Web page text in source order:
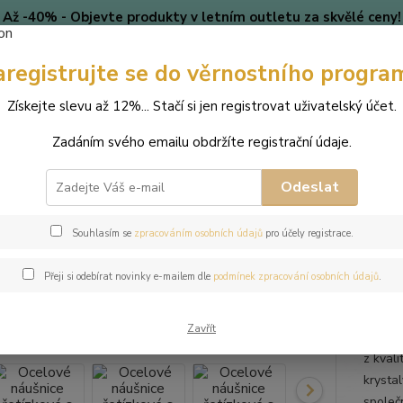
Až -40% - Objevte produkty v letním outletu za skvělé ceny!
🎄 VÁNOCE Blog
Hledat
(Po-
náušnice řetízkové s
Tyto
z
se do věrnostního
Získejte slevu až 12%... Stačí si jen registrovat uživatelský účet.
Zadáním svého emailu obdržíte registrační údaje.
Odeslat
Souhlasím se zpracováním osobních údajůpro účely registrace.
Přeji si odebírat novinky e-mailem dle podmínek zpracování osobních údajů.
Zavřít